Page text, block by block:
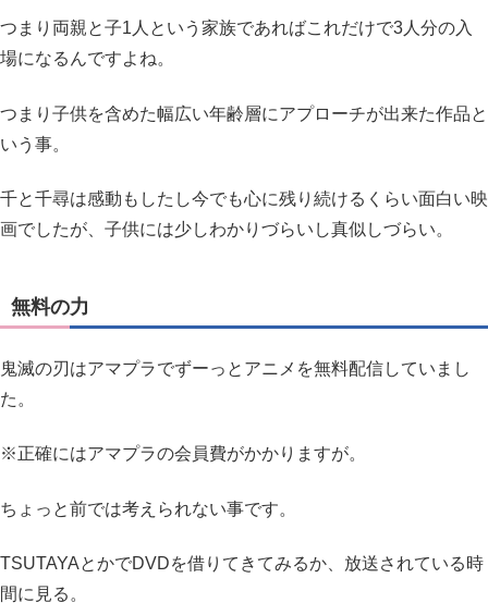
つまり両親と子1人という家族であればこれだけで3人分の入
場になるんですよね。
つまり子供を含めた幅広い年齢層にアプローチが出来た作品と
いう事。
千と千尋は感動もしたし今でも心に残り続けるくらい面白い映
画でしたが、子供には少しわかりづらいし真似しづらい。
無料の力
鬼滅の刃はアマプラでずーっとアニメを無料配信していまし
た。
※正確にはアマプラの会員費がかかりますが。
ちょっと前では考えられない事です。
TSUTAYAとかでDVDを借りてきてみるか、放送されている時
間に見る。